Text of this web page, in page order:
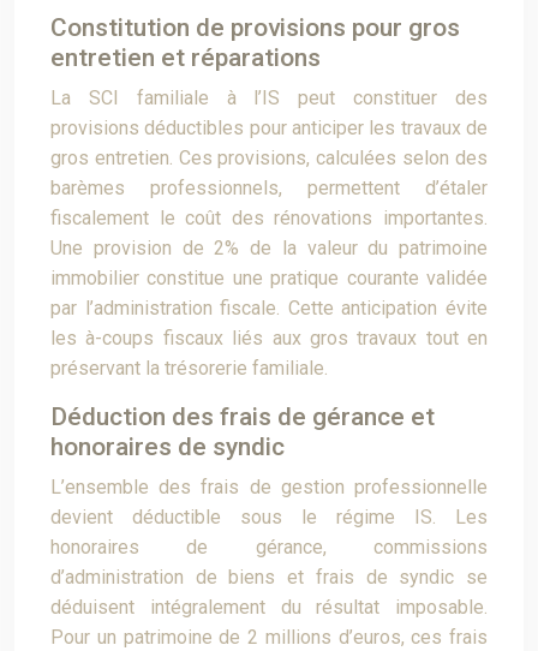
Constitution de provisions pour gros
entretien et réparations
La SCI familiale à l’IS peut constituer des
provisions déductibles pour anticiper les travaux de
gros entretien. Ces provisions, calculées selon des
barèmes professionnels, permettent d’étaler
fiscalement le coût des rénovations importantes.
Une provision de 2% de la valeur du patrimoine
immobilier constitue une pratique courante validée
par l’administration fiscale. Cette anticipation évite
les à-coups fiscaux liés aux gros travaux tout en
préservant la trésorerie familiale.
Déduction des frais de gérance et
honoraires de syndic
L’ensemble des frais de gestion professionnelle
devient déductible sous le régime IS. Les
honoraires de gérance, commissions
d’administration de biens et frais de syndic se
déduisent intégralement du résultat imposable.
Pour un patrimoine de 2 millions d’euros, ces frais